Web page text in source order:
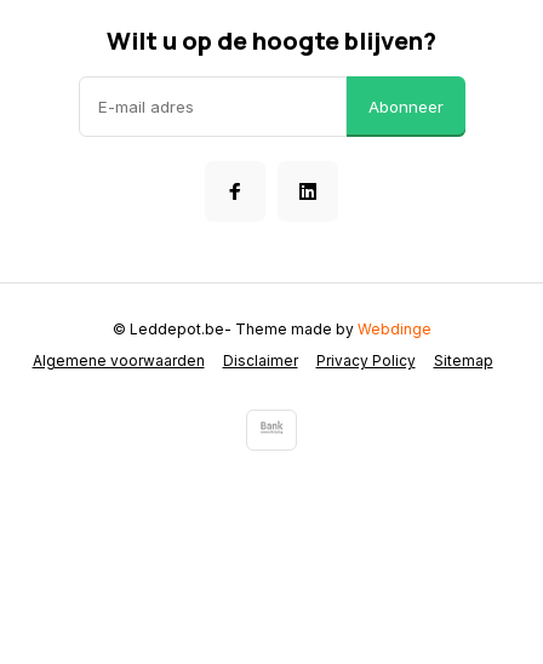
Wilt u op de hoogte blijven?
Abonneer
Algemene voorwaarden Disclaimer Privacy Policy Sitemap
© Leddepot.be- Theme made by Webdinge